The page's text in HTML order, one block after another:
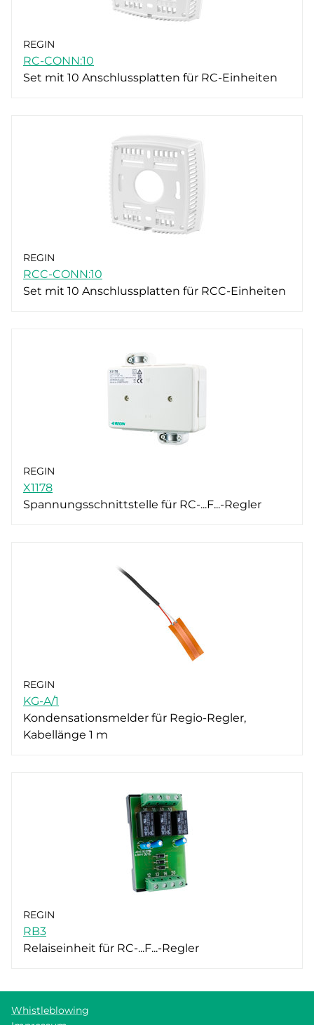
REGIN
RC-CONN:10
Set mit 10 Anschlussplatten für RC-Einheiten
REGIN
RCC-CONN:10
Set mit 10 Anschlussplatten für RCC-Einheiten
REGIN
X1178
Spannungsschnittstelle für RC-...F...-Regler
REGIN
KG-A/1
Kondensationsmelder für Regio-Regler,
Kabellänge 1 m
REGIN
RB3
Relaiseinheit für RC-...F...-Regler
Whistleblowing